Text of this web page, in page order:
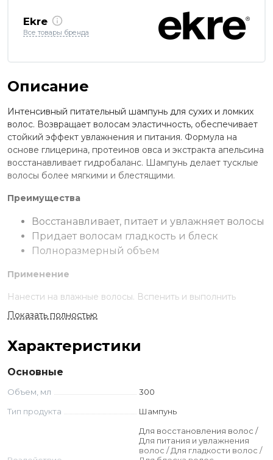
Ekre
Все товары бренда
Описание
Интенсивный питательный шампунь для сухих и ломких
волос. Возвращает волосам эластичность, обеспечивает
стойкий эффект увлажнения и питания. Формула на
основе глицерина, протеинов овса и экстракта апельсина
восстанавливает гидробаланс. Шампунь делает тусклые
волосы более мягкими и блестящими.
Преимущества
Восстанавливает, питает и увлажняет волосы
Придает волосам гладкость и блеск
Полноразмерный объем
Применение
Нанести на влажные волосы. Вспенить и выполнить
легкий массаж пальцами. Смыть. При необходимости
повторить.
Ингредиенты
Глицерин
Экстракт апельсина
Cocamidopropyl Betaine, Parfum, Acrylates Co Polymer,
Cocamide Dea, Glycol Distearate, Polyquaternium-16,
Показать полностью
Характеристики
Основные
Объем, мл
300
Тип продукта
Шампунь
Для восстановления волос /
Для питания и увлажнения
волос / Для гладкости волос /